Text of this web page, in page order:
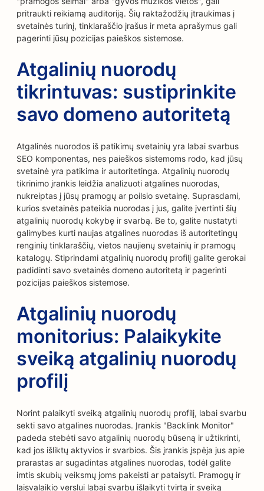
pritraukti reikiamą auditoriją. Šių raktažodžių įtraukimas į
svetainės turinį, tinklaraščio įrašus ir meta aprašymus gali
pagerinti jūsų pozicijas paieškos sistemose.
Atgalinių nuorodų
tikrintuvas: sustiprinkite
savo domeno autoritetą
Atgalinės nuorodos iš patikimų svetainių yra labai svarbus
SEO komponentas, nes paieškos sistemoms rodo, kad jūsų
svetainė yra patikima ir autoritetinga. Atgalinių nuorodų
tikrinimo įrankis leidžia analizuoti atgalines nuorodas,
nukreiptas į jūsų pramogų ar poilsio svetainę. Suprasdami,
kurios svetainės pateikia nuorodas į jus, galite įvertinti šių
atgalinių nuorodų kokybę ir svarbą. Be to, galite nustatyti
galimybes kurti naujas atgalines nuorodas iš autoritetingų
renginių tinklaraščių, vietos naujienų svetainių ir pramogų
katalogų. Stiprindami atgalinių nuorodų profilį galite gerokai
padidinti savo svetainės domeno autoritetą ir pagerinti
pozicijas paieškos sistemose.
Atgalinių nuorodų
monitorius: Palaikykite
sveiką atgalinių nuorodų
profilį
Norint palaikyti sveiką atgalinių nuorodų profilį, labai svarbu
sekti savo atgalines nuorodas. Įrankis "Backlink Monitor"
padeda stebėti savo atgalinių nuorodų būseną ir užtikrinti,
kad jos išliktų aktyvios ir svarbios. Šis įrankis įspėja jus apie
prarastas ar sugadintas atgalines nuorodas, todėl galite
imtis skubių veiksmų joms pakeisti ar pataisyti. Pramogų ir
laisvalaikio verslui labai svarbu išlaikyti tvirtą ir sveiką